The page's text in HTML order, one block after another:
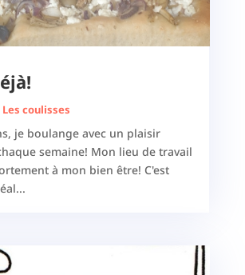
Les coulisses
je boulange avec un plaisir
semaine! Mon lieu de travail
à mon bien être! C'est